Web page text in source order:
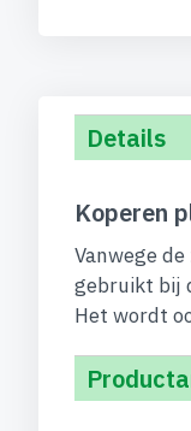
gallerij
Details
Koperen
Vanwege
gebruikt bij
Het wordt